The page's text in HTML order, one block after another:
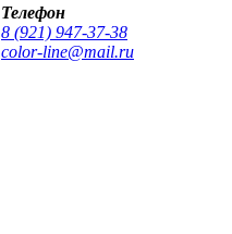
Телефон
8 (921) 947-37-38
color-line@mail.ru